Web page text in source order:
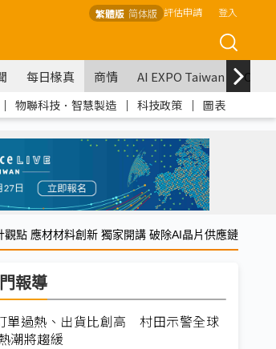
繁體版 简体版 評估申請 登入
每日椽真 商情 AI EXPO Taiwan
｜ 物聯科技．智慧製造 ｜ 科技政策 ｜ 圖表
觀點 應材材料創新 獨家開講 破除AI晶片供應鏈
報導
單過熱、出貨比創高 村田示警全球
潮將趨緩